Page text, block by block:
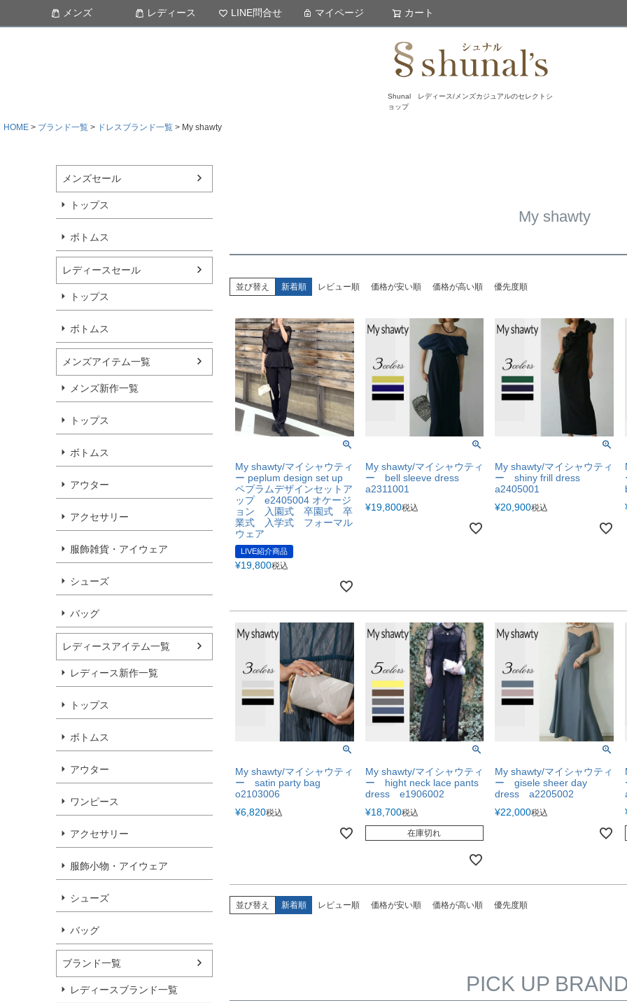
Shunal レディース/メンズカジュアルのセレクトシ
ョップ
メンズ レディース LINE問合せ マイページ カート
HOME ブランド一覧 ドレスブランド一覧 My shawty
メンズセール
トップス
ボトムス
レディースセール
トップス
ボトムス
メンズアイテム一覧
メンズ新作一覧
トップス
ボトムス
アウター
アクセサリー
服飾雑貨・アイウェア
シューズ
バッグ
レディースアイテム一覧
レディース新作一覧
トップス
ボトムス
アウター
ワンピース
アクセサリー
服飾小物・アイウェア
シューズ
バッグ
ブランド一覧
レディースブランド一覧
My shawty
並び替え 新着順 レビュー順 価格が安い順 価格が高い順 優先度順
My shawty/マイシャウティ
ー peplum design set up
ペプラムデザインセットア
ップ e2405004 オケージ
ョン 入園式 卒園式 卒
業式 入学式 フォーマル
ウェア
LIVE紹介商品
¥19,800税込
My shawty/マイシャウティ
ー bell sleeve dress
a2311001
¥19,800税込
My shawty/マイシャウティ
ー shiny frill dress
a2405001
¥20,900税込
My shawty/マイシャウティ
ー satin party bag
o2103006
¥6,820税込
My shawty/マイシャウティ
ー hight neck lace pants
dress e1906002
¥18,700税込
在庫切れ
My shawty/マイシャウティ
ー gisele sheer day
dress a2205002
¥22,000税込
並び替え 新着順 レビュー順 価格が安い順 価格が高い順 優先度順
PICK UP